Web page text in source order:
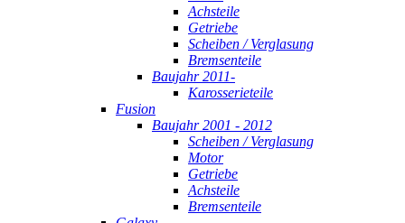
Achsteile
Getriebe
Scheiben / Verglasung
Bremsenteile
Baujahr 2011-
Karosserieteile
Fusion
Baujahr 2001 - 2012
Scheiben / Verglasung
Motor
Getriebe
Achsteile
Bremsenteile